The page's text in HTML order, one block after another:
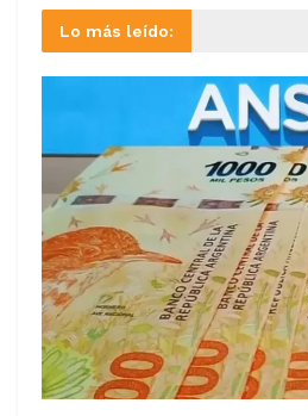
Lo más leído: